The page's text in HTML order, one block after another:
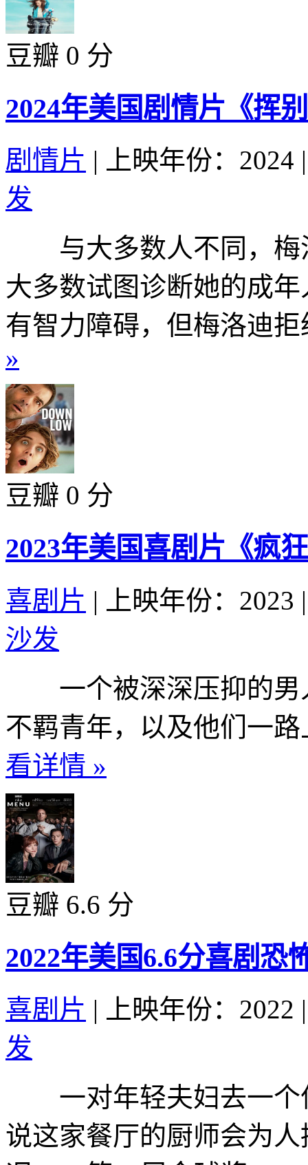
豆瓣 0 分
2024年美国剧情片《挥
剧情片 | 上映年份：2024 |
发
与大多数人不同，梅
大多数试图诊断她的成
有智力障碍，但梅洛迪
»
豆瓣 0 分
2023年美国喜剧片《疯
喜剧片 | 上映年份：2023 |
沙发
一个被深深压抑的男
不羁青年，以及他们一
看详情 »
豆瓣 6.6 分
2022年美国6.6分喜剧恐
喜剧片 | 上映年份：2022 |
发
一对年轻夫妇去一个
说这家餐厅的厨师会为